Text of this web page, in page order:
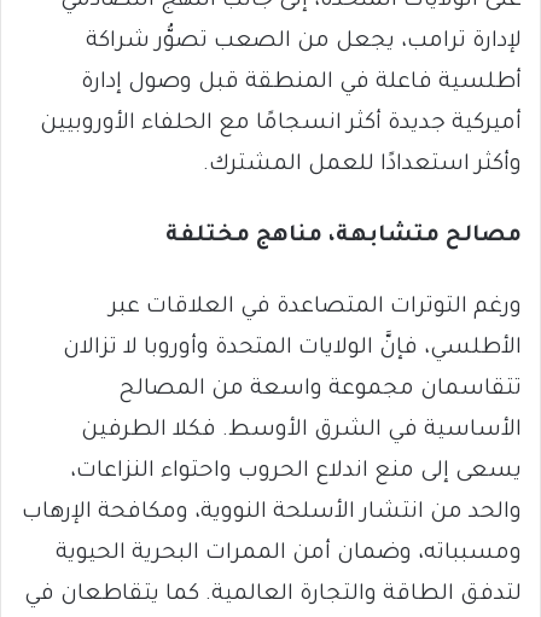
لإدارة ترامب، يجعل من الصعب تصوُّر شراكة
أطلسية فاعلة في المنطقة قبل وصول إدارة
أميركية جديدة أكثر انسجامًا مع الحلفاء الأوروبيين
وأكثر استعدادًا للعمل المشترك.
مصالح متشابهة، مناهج مختلفة
ورغم التوترات المتصاعدة في العلاقات عبر
الأطلسي، فإنَّ الولايات المتحدة وأوروبا لا تزالان
تتقاسمان مجموعة واسعة من المصالح
الأساسية في الشرق الأوسط. فكلا الطرفين
يسعى إلى منع اندلاع الحروب واحتواء النزاعات،
والحد من انتشار الأسلحة النووية، ومكافحة الإرهاب
ومسبباته، وضمان أمن الممرات البحرية الحيوية
لتدفق الطاقة والتجارة العالمية. كما يتقاطعان في